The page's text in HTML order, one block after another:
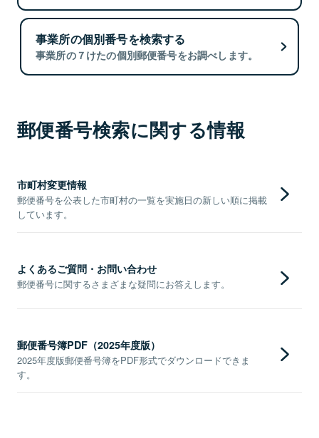
事業所の個別番号を検索する
事業所の７けたの個別郵便番号をお調べします。
郵便番号検索に関する情報
市町村変更情報
郵便番号を公表した市町村の一覧を実施日の新しい順に掲載
しています。
よくあるご質問・お問い合わせ
郵便番号に関するさまざまな疑問にお答えします。
郵便番号簿PDF（2025年度版）
2025年度版郵便番号簿をPDF形式でダウンロードできま
す。